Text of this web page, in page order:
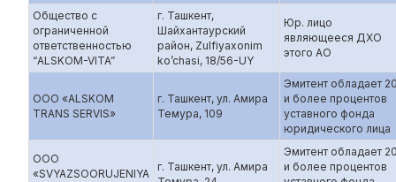
Общество с
ограниченной
ответственностью
“ALSKOM-VITA”
г. Ташкент,
Шайхантаурский
район, Zulfiyaxonim
ko’chasi, 18/56-UY
Юр. лицо
являющееся ДХО
этого АО
ООО «ALSKOM
TRANS SERVIS»
г. Ташкент, ул. Амира
Темура, 109
Эмитент обладает
и более процентов
уставного фонда
юридического лица
ООО
«SVYAZSOORUJENIYA
г. Ташкент, ул. Амира
Эмитент обладает
и более процентов